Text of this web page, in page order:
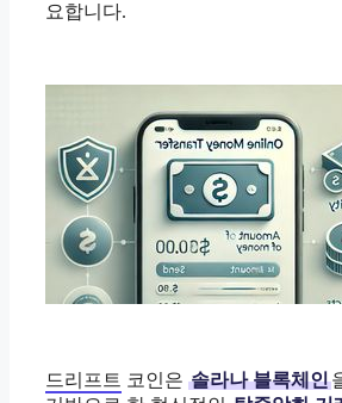
요합니다.
드리프트 코인은 솔라나 블록체인